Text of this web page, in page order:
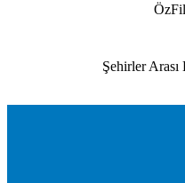
Şehirler